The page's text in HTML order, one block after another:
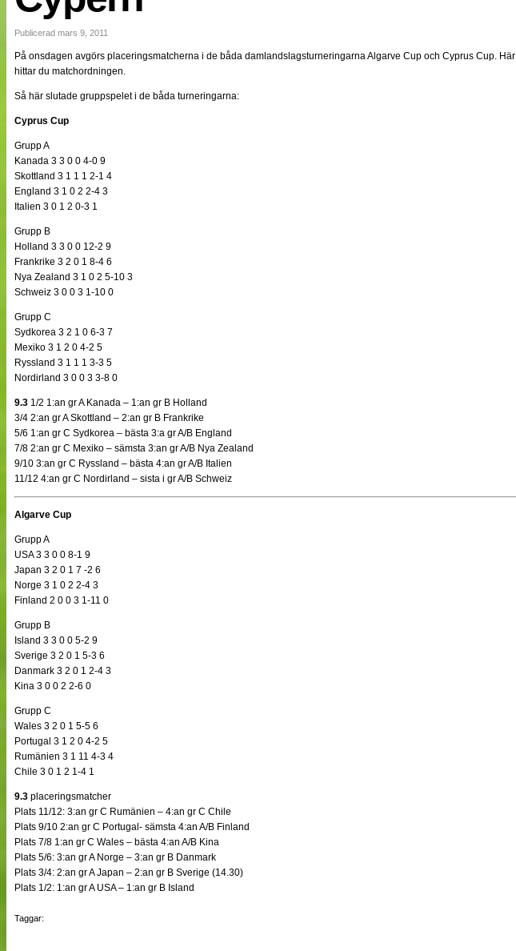
NÄTverket
Nyheter
Bloggar
Lagen
Webb-TV
Medlemsbilder
Till klubbkassan
Om oss
NÄTverket
Publicerad mars 9, 2011
På onsdagen avgörs placeringsmatcherna i de båda damlandslagsturneringarna Algarve Cup och Cyprus Cup. Här
hittar du matchordningen.
Så här slutade gruppspelet i de båda turneringarna:
Cyprus Cup
Grupp A
Kanada 3 3 0 0 4-0 9
Skottland 3 1 1 1 2-1 4
England 3 1 0 2 2-4 3
Italien 3 0 1 2 0-3 1
Grupp B
Holland 3 3 0 0 12-2 9
Frankrike 3 2 0 1 8-4 6
Nya Zealand 3 1 0 2 5-10 3
Schweiz 3 0 0 3 1-10 0
Grupp C
Sydkorea 3 2 1 0 6-3 7
Mexiko 3 1 2 0 4-2 5
Ryssland 3 1 1 1 3-3 5
Nordirland 3 0 0 3 3-8 0
9.3 1/2 1:an gr A Kanada – 1:an gr B Holland
3/4 2:an gr A Skottland – 2:an gr B Frankrike
5/6 1:an gr C Sydkorea – bästa 3:a gr A/B England
7/8 2:an gr C Mexiko – sämsta 3:an gr A/B Nya Zealand
9/10 3:an gr C Ryssland – bästa 4:an gr A/B Italien
11/12 4:an gr C Nordirland – sista i gr A/B Schweiz
Algarve Cup
Grupp A
USA 3 3 0 0 8-1 9
Japan 3 2 0 1 7 -2 6
Norge 3 1 0 2 2-4 3
Finland 2 0 0 3 1-11 0
Grupp B
Island 3 3 0 0 5-2 9
Sverige 3 2 0 1 5-3 6
Danmark 3 2 0 1 2-4 3
Kina 3 0 0 2 2-6 0
Grupp C
Wales 3 2 0 1 5-5 6
Portugal 3 1 2 0 4-2 5
Rumänien 3 1 11 4-3 4
Chile 3 0 1 2 1-4 1
9.3 placeringsmatcher
Plats 11/12: 3:an gr C Rumänien – 4:an gr C Chile
Plats 9/10 2:an gr C Portugal- sämsta 4:an A/B Finland
Plats 7/8 1:an gr C Wales – bästa 4:an A/B Kina
Plats 5/6: 3:an gr A Norge – 3:an gr B Danmark
Plats 3/4: 2:an gr A Japan – 2:an gr B Sverige (14.30)
Plats 1/2: 1:an gr A USA – 1:an gr B Island
Taggar: